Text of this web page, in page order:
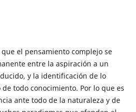
el pensamiento complejo se
entre la aspiración a un
y la identificación de lo
todo conocimiento. Por lo que es
ante todo de la naturaleza y de